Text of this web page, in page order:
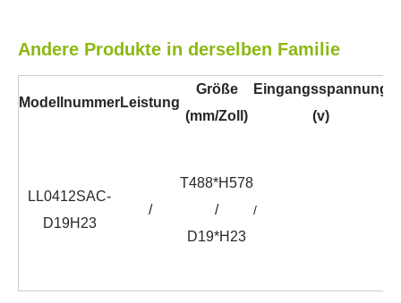
Andere Produkte in derselben Familie
ModellnummerLeistung
Größe
(mm/Zoll)
Eingangsspannung
(v)
LL0412SAC-
D19H23
/
T488*H578
/
D19*H23
/